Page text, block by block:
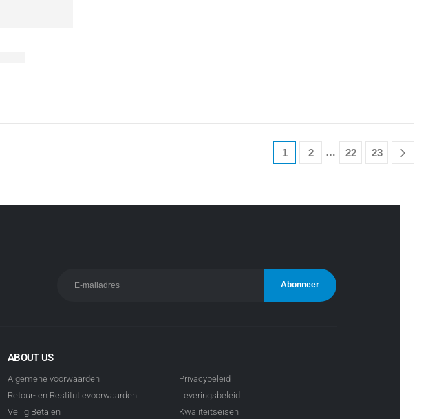
1 2 … 22 23
ABOUT US
Algemene voorwaarden
Retour- en Restitutievoorwaarden
Veilig Betalen
Privacybeleid
Leveringsbeleid
Kwaliteitseisen